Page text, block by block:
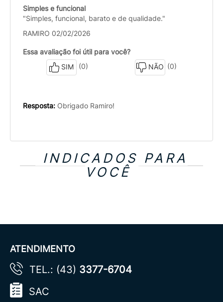
Simples e funcional
"Simples, funcional, barato e de qualidade."
RAMIRO 02/02/2026
Essa avaliação foi útil para você?
SIM
(0) NÃO (0)
Resposta: Obrigado Ramiro!
INDICADOS PARA
VOCÊ
ATENDIMENTO
TEL.: (43) 3377-6704
SAC